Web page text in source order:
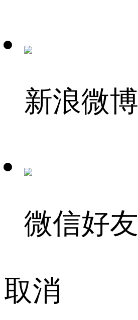
新浪微博
微信好友
取消